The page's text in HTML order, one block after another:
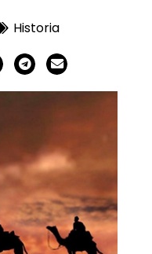
Historia